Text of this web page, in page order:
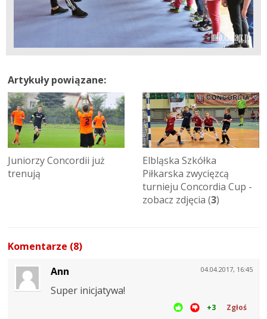
Artykuły powiązane:
Juniorzy Concordii już
trenują
Elbląska Szkółka
Piłkarska zwycięzcą
turnieju Concordia Cup -
zobacz zdjęcia (3)
Komentarze (8)
04.04.2017, 16:45
Ann
Super inicjatywa!
+3 Zgłoś